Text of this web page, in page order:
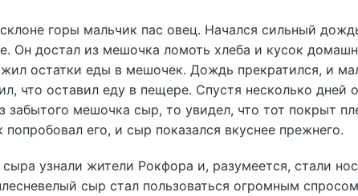
горы мальчик пас овец. Начался сильный
Он достал из мешочка ломоть хлеба и кусок
остатки еды в мешочек. Дождь прекратился, и
что оставил еду в пещере. Спустя несколько дней
забытого мешочка сыр, то увидел, что тот покрыт
его, и сыр показался вкуснее прежнего.
узнали жители Рокфора и, разумеется, стали
сыр стал пользоваться огромным